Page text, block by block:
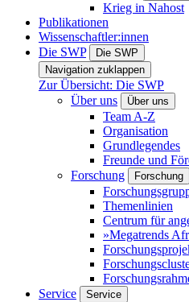
Krieg in Nahost
Publikationen
Wissenschaftler:innen
Die SWP
Die SWP
Navigation zuklappen
Zur Übersicht: Die SWP
Über uns
Über uns
Team A-Z
Organisation
Grundlegendes
Freunde und
Forschung
Forschung
Themenlinien
Centrum für
»Megatrends
Service
Service